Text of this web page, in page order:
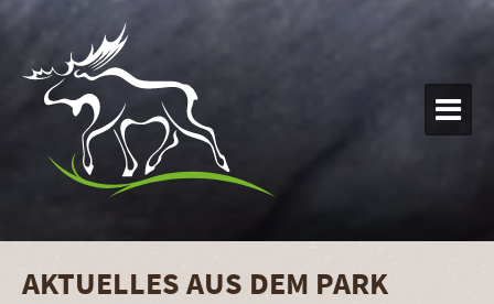

AKTUELLES AUS DEM PARK